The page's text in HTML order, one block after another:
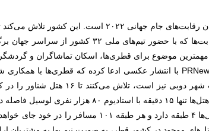
کشور قطر میزبان رقابت‌های جام جهانی ۲۰۲۲ است.
برگزاری این رقابت‌ها که با حضور تیم‌های ملی
مهمترین موضوع برای قطری‌ها، اسکان تماشاگران و
خالق برج العرب شهر دوبی نیز است،
نفری لوسیل فاصله دارند.
هر یک از این هتل‌ها ۴ طبقه دارد و هر طبقه ۱۰۱